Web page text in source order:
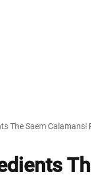
The Saem Calamansi